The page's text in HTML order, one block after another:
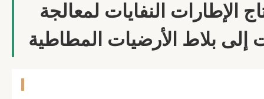
الإطارات النفايات لمعالجة
إلى بلاط الأرضيات المطاطية